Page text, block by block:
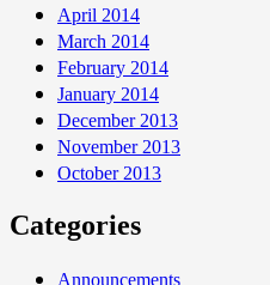
April 2014
March 2014
February 2014
January 2014
December 2013
November 2013
October 2013
Categories
Announcements